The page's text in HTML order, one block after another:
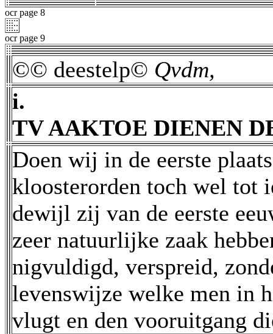
ocr page 8
ocr page 9
©© deestelp© Qvdm,
i.
TV AAKTOE DIENEN
Doen wij in de eerste
kloosterorden toch wel tot
dewijl zij van de eerste
zeer natuurlijke zaak
nigvuldigd, verspreid,
levenswijze welke men in
vlugt en den vooruitgang